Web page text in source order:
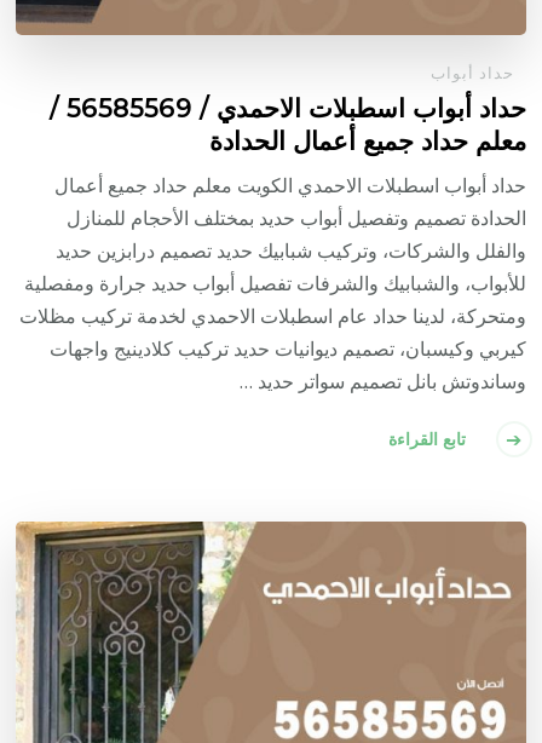
حداد أبواب
حداد أبواب اسطبلات الاحمدي / 56585569 /
معلم حداد جميع أعمال الحدادة
حداد أبواب اسطبلات الاحمدي الكويت معلم حداد جميع أعمال
الحدادة تصميم وتفصيل أبواب حديد بمختلف الأحجام للمنازل
والفلل والشركات، وتركيب شبابيك حديد تصميم درابزين حديد
للأبواب، والشبابيك والشرفات تفصيل أبواب حديد جرارة ومفصلية
ومتحركة، لدينا حداد عام اسطبلات الاحمدي لخدمة تركيب مظلات
كيربي وكيسبان، تصميم ديوانيات حديد تركيب كلادينيج واجهات
وساندوتش بانل تصميم سواتر حديد …
تابع القراءة